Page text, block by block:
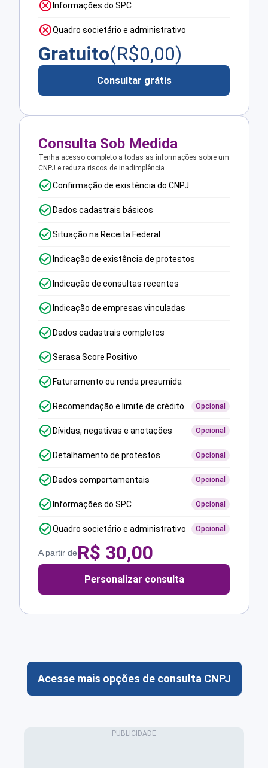
Informações do SPC
Quadro societário e administrativo
Gratuito(R$0,00)
Consultar grátis
Consulta Sob Medida
Tenha acesso completo a todas as informações sobre um
CNPJ e reduza riscos de inadimplência.
Confirmação de existência do CNPJ
Dados cadastrais básicos
Situação na Receita Federal
Indicação de existência de protestos
Indicação de consultas recentes
Indicação de empresas vinculadas
Dados cadastrais completos
Serasa Score Positivo
Faturamento ou renda presumida
Recomendação e limite de crédito Opcional
Dívidas, negativas e anotações Opcional
Detalhamento de protestos Opcional
Dados comportamentais Opcional
Informações do SPC Opcional
Quadro societário e administrativo Opcional
A partir deR$ 30,00
Personalizar consulta
Acesse mais opções de consulta CNPJ